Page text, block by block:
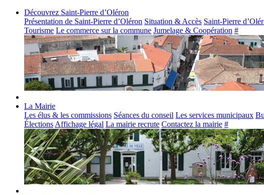
Découvrez Saint-Pierre d’Oléron
Présentation de Saint-Pierre d’Oléron Situation & Accès Saint-Pierre
Tourisme Le commerce sur la commune Jumelage & Coopération #
La Mairie
Les élus & les commissions Séances du conseil Les services municipaux
Élections Affichage légal La mairie recrute Contactez la mairie #